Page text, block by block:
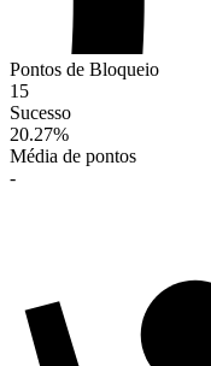
Pontos de Bloqueio
15
Sucesso
20.27%
Média de pontos
-